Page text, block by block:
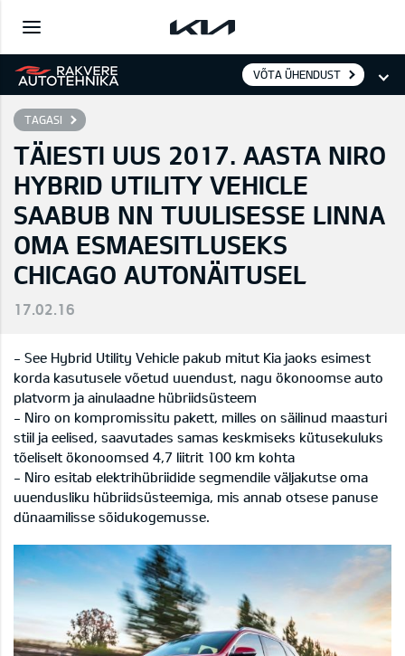
VÕTA ÜHENDUST
TAGASI
TÄIESTI UUS 2017. AASTA NIRO
HYBRID UTILITY VEHICLE
SAABUB NN TUULISESSE LINNA
OMA ESMAESITLUSEKS
CHICAGO AUTONÄITUSEL
17.02.16
- See Hybrid Utility Vehicle pakub mitut Kia jaoks esimest
korda kasutusele võetud uuendust, nagu ökonoomse auto
platvorm ja ainulaadne hübriidsüsteem
- Niro on kompromissitu pakett, milles on säilinud maasturi
stiil ja eelised, saavutades samas keskmiseks kütusekuluks
tõeliselt ökonoomsed 4,7 liitrit 100 km kohta
- Niro esitab elektrihübriidide segmendile väljakutse oma
uuendusliku hübriidsüsteemiga, mis annab otsese panuse
dünaamilisse sõidukogemusse.